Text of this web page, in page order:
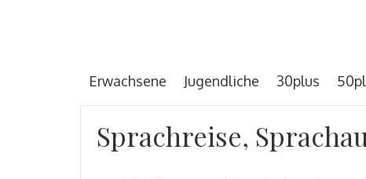
Erwachsene Jugendliche 30plus
Sprachreise,